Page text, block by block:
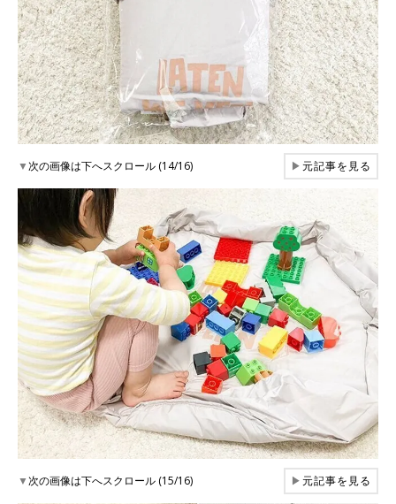
▼次の画像は下へスクロール (14/16) ▶元記事を見る
▼次の画像は下へスクロール (15/16) ▶元記事を見る